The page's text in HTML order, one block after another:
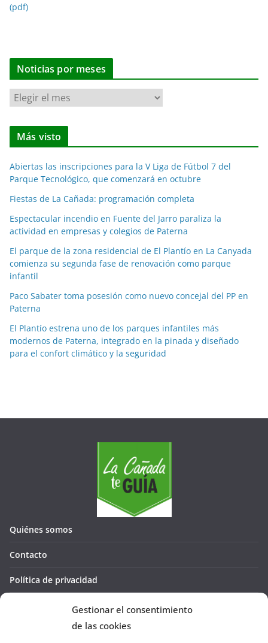
Gestionar el consentimiento
de las cookies
(pdf)
Noticias por meses
N
o
t
i
a
s
p
o
m
e
e
Más visto
Abiertas las inscripciones para la V Liga de Fútbol 7 del
Parque Tecnológico, que comenzará en octubre
Fiestas de La Cañada: programación completa
Espectacular incendio en Fuente del Jarro paraliza la
actividad en empresas y colegios de Paterna
El parque de la zona residencial de El Plantío en La Canyada
comienza su segunda fase de renovación como parque
infantil
Paco Sabater toma posesión como nuevo concejal del PP en
Paterna
El Plantío estrena uno de los parques infantiles más
modernos de Paterna, integrado en la pinada y diseñado
para el confort climático y la seguridad
Quiénes somos
Contacto
Política de privacidad
Política de cookies (UE)